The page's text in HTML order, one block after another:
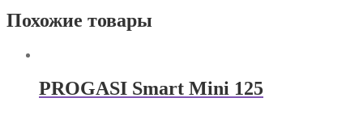
Похожие товары
PROGASI Smart Mini 125